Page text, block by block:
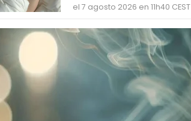
el 7 agosto 2026 en 11h40 CEST